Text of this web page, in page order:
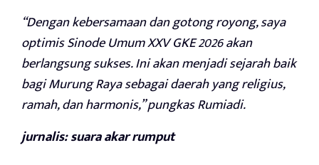
“Dengan kebersamaan dan gotong royong, saya
optimis Sinode Umum XXV GKE 2026 akan
berlangsung sukses. Ini akan menjadi sejarah baik
bagi Murung Raya sebagai daerah yang religius,
ramah, dan harmonis,” pungkas Rumiadi.
jurnalis: suara akar rumput